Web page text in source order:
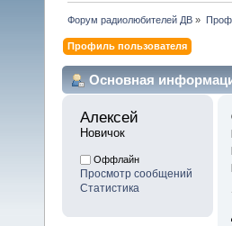
Форум радиолюбителей ДВ »
Профиль пользователя
Основная
Алексей
Новичок
Оффлайн
Просмотр сообщений
Статистика